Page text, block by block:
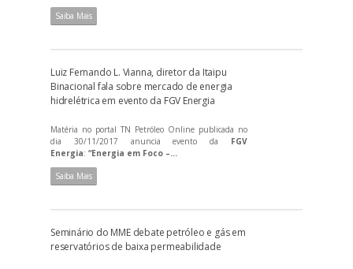
Saiba Mais
Luiz Fernando L. Vianna, diretor da Itaipu
Binacional fala sobre mercado de energia
hidrelétrica em evento da FGV Energia
Matéria no portal TN Petróleo Online publicada no
dia 30/11/2017 anuncia evento da FGV
Energia: “Energia em Foco –...
Saiba Mais
Seminário do MME debate petróleo e gás em
reservatórios de baixa permeabilidade